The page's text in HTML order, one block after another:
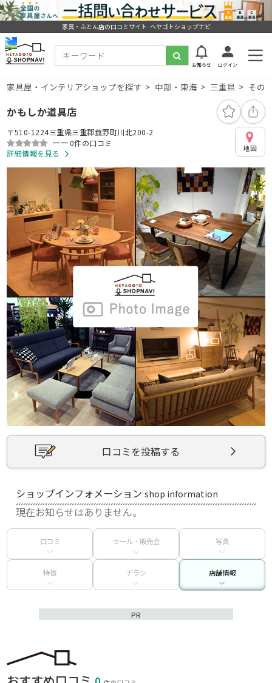
家具・ふとん店の口コミサイト ヘヤゴトショップナビ
お知らせ ログイン
家具屋・インテリアショップを探す 中部・東海 三重県 その
かもしか道具店
〒510-1224三重県三重郡菰野町川北200-2
ーー0件の口コミ
詳細情報を見る
地図
口コミを投稿する
ショップインフォメーションshop information
現在お知らせはありません。
口コミ セール・販売会 写真
特徴 チラシ 店舗情報
PR